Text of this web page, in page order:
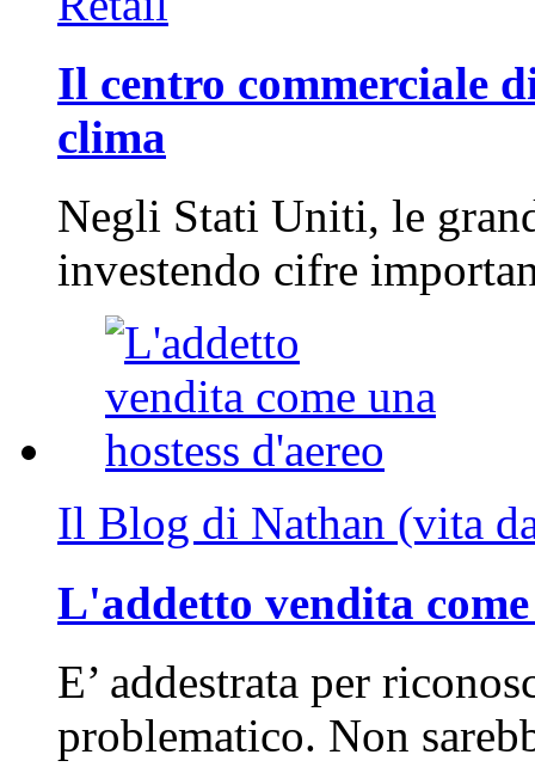
Il centro commerciale
clima
Negli Stati Uniti, le
investendo cifre
Il Blog di Nathan (vita
L'addetto vendita
E’ addestrata per
problematico. Non